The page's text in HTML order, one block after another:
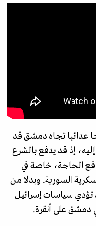
عدائيا تجاه دمشق قد
إذ قد يدفع بالشرع
الحاجة، خاصة في
السورية. وبدلا من
تؤدي سياسات إسرائيل
دمشق على أنقرة.